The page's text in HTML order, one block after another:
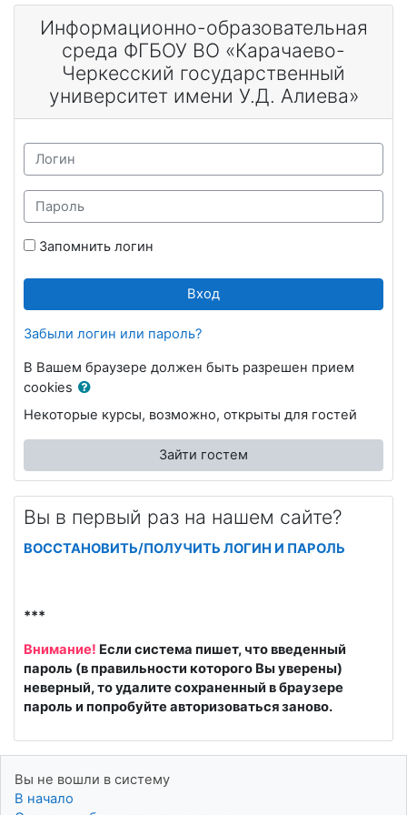
Перейти к основному содержанию
Информационно-образовательная
среда ФГБОУ ВО «Карачаево-
Черкесский государственный
университет имени У.Д. Алиева»
Логин
Пароль
Запомнить логин
Вход
Забыли логин или пароль?
В Вашем браузере должен быть разрешен прием
cookies
Некоторые курсы, возможно, открыты для гостей
Зайти гостем
Вы в первый раз на нашем сайте?
ВОССТАНОВИТЬ/ПОЛУЧИТЬ ЛОГИН И ПАРОЛЬ
***
Внимание! Если система пишет, что введенный
пароль (в правильности которого Вы уверены)
неверный, то удалите сохраненный в браузере
пароль и попробуйте авторизоваться заново.
Вы не вошли в систему
В начало